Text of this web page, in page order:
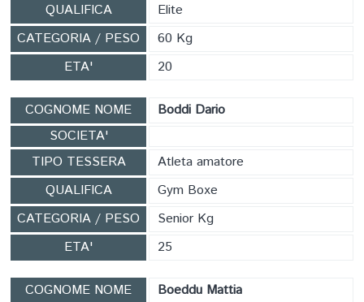
QUALIFICA
Elite
CATEGORIA / PESO
60 Kg
ETA'
20
COGNOME NOME
Boddi Dario
SOCIETA'
TIPO TESSERA
Atleta amatore
QUALIFICA
Gym Boxe
CATEGORIA / PESO
Senior Kg
ETA'
25
COGNOME NOME
Boeddu Mattia